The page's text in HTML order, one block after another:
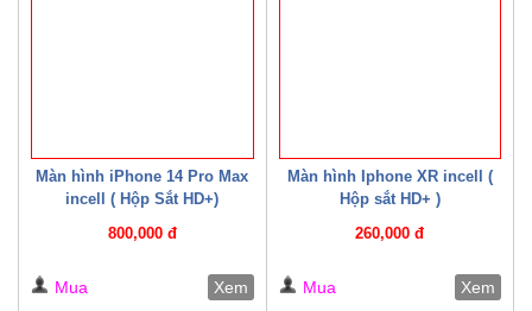
Màn hình iPhone 14 Pro Max
incell ( Hộp Sắt HD+)
800,000 đ
Mua Xem
Màn hình Iphone XR incell (
Hộp sắt HD+ )
260,000 đ
Mua Xem